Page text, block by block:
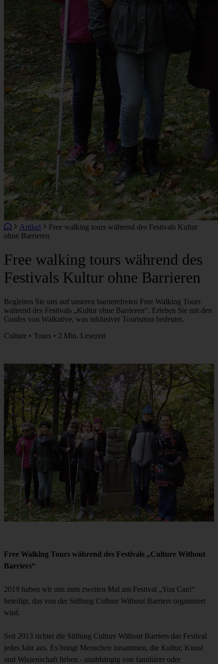
Artikel
Free walking tours während des Festivals Kultur
ohne Barrieren
Free walking tours während des
Festivals Kultur ohne Barrieren
Begleiten Sie uns auf unseren barrierefreien Free Walking Tours
während des Festivals „Kultur ohne Barrieren“. Erleben Sie mit den
Guides von Walkative, was inklusiver Tourismus bedeutet.
Culture • Tours • 2 Min. Lesezeit
Free Walking Tours während des Festivals „Culture Without
Barriers“
2019 haben wir uns zum zweiten Mal am Festival „You Can!“
beteiligt, das von der Stiftung Culture Without Barriers organisiert
wird.
Seit 2013 richtet die Stiftung Culture Without Barriers das Festival
jedes Jahr aus. Es bringt Menschen zusammen, die Kultur, Kunst
und Wissenschaft lieben - unabhängig von familiärer oder